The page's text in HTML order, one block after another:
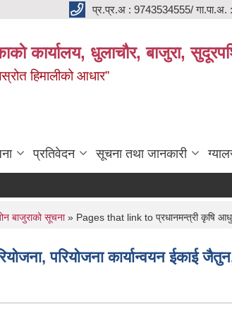
प्र.प्र.अ : 9743534555/ गा.पा.अ.
कार्यालय, धुलाचौर, बाजुरा,
हिमालीको आधार”
प्रतिवेदन सूचना तथा जानकारी
बाजुराको सूचना» Pages that link to प्रधानमन्त्री कृषि
परियोजना कार्यान्वयन ईकाई